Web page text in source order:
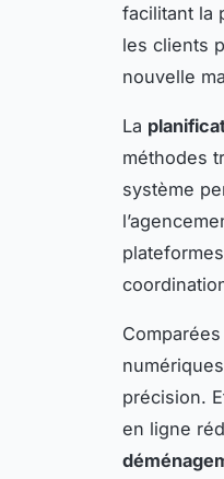
facilitant la
les clients
nouvelle
La
méthodes
système
précision.
en ligne